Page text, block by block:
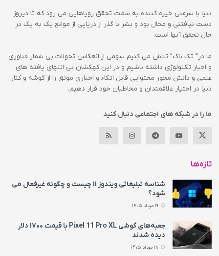
دنیا با سرعتی خیره کننده به سمت تحقق رویاهایی می رود که تا دیروز
دست نیافتنی و محال بود و بشر با گذر از دریایی از موانع یک به یک در
حال تحقق آنها است.
ما در” تک ناک” تلاش می کنیم سهمی از انعکاس تحولات بی شمار فناوری
و اخبار تکنولوژی داشته باشیم و در این کهکشان بی انتهای یافته های
علمی و دانش محور محتوایی قابل اتکاء و اخباری موثق را از گوشه و کنار
دنیا در اختیار علاقمندان و مخاطبان خود قرار دهیم.
ما را در شبکه های اجتماعی دنبال کنید
تازه‌ها
شناسه تبلیغاتی ویندوز ۱۱ چیست و چگونه غیرفعال می‌
شود؟
جعبه‌های گوشی Pixel 11 Pro XL با قیمت ۱۷۰۰ دلار
دیده شدند